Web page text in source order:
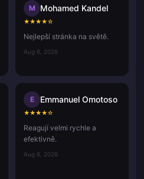
M Mohamed Kandel
★★★★☆
Nejlepší stránka na světě.
Aug 6, 2026
E Emmanuel Omotoso
★★★★☆
Reagují velmi rychle a
efektivně.
Aug 6, 2026